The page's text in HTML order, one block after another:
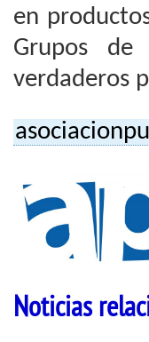
en
Grupos de
verdaderos
Noticias